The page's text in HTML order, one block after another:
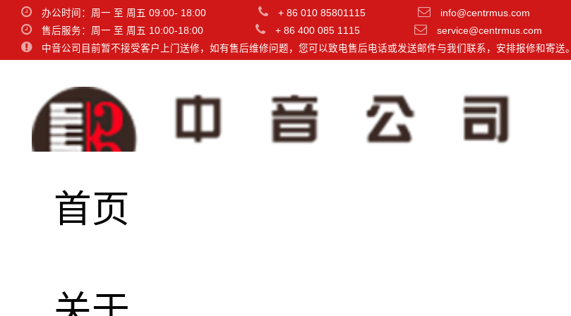
办公时间：周一 至 周五 09:00- 18:00 + 86 010 85801115 info@centrmus.com
售后服务：周一 至 周五 10:00-18:00
+ 86 400 085 1115
service@centrmus.com
中音公司目前暂不接受客户上门送修，如有售后维修问题，您可以致电售后电话或发送邮件与我们联系，安排报修和寄送。
首页